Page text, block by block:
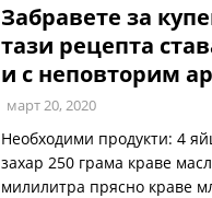
Забравете за
тази рецепта
и с неповторим
март 20, 2020
Необходими продукти: 4
захар 250 грама краве
милилитра прясно краве